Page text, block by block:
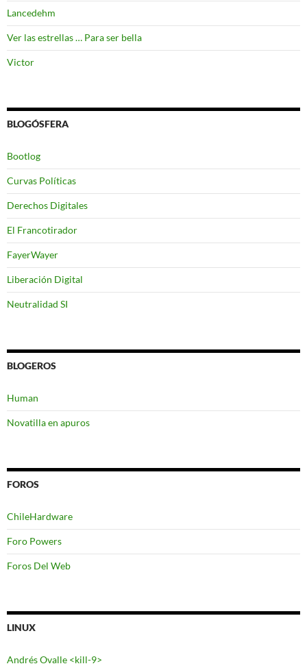
Lancedehm
Ver las estrellas … Para ser bella
Victor
BLOGÓSFERA
Bootlog
Curvas Políticas
Derechos Digitales
El Francotirador
FayerWayer
Liberación Digital
Neutralidad SI
BLOGEROS
Human
Novatilla en apuros
FOROS
ChileHardware
Foro Powers
Foros Del Web
LINUX
Andrés Ovalle <kill-9>